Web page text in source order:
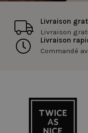
Livraison
Livraison
Livraison
Commandé